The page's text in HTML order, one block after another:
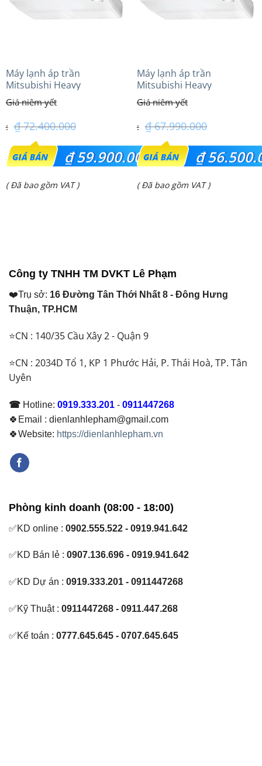
Máy lạnh áp trần
Mitsubishi Heavy
FDE140VG (6.0Hp) Cao cấp
– 3 Pha
₫72.400.000
Giá
gốc
là:
₫59.900.000
Giá
( Đã bao gồm VAT )
Máy lạnh áp trần
Mitsubishi Heavy
FDE140VG (6.0Hp) Cao cấp
– 1 Pha
₫67.990.000
Giá
gốc
là:
₫
Giá
( Đã bao gồm VAT )
Công ty TNHH TM DVKT Lê Phạm
❤️Trụ sở: 16 Đường Tân Thới Nhất 8 - Đông Hưng
Thuận, TP.HCM
⭐CN : 140/35 Cầu Xây 2 - Quận 9
⭐CN : 2034D Tổ 1, KP 1 Phước Hải, P. Thái Hoà, TP. Tân
Uyên
☎ Hotline: 0919.333.201 - 0911447268
🍀Email : dienlanhlepham@gmail.com
🍀Website: https://dienlanhlepham.vn
Phòng kinh doanh (08:00 - 18:00)
✅KD online : 0902.555.522 - 0919.941.642
✅KD Bán lẻ : 0907.136.696 - 0919.941.642
✅KD Dự án : 0919.333.201 - 0911447268
✅Kỹ Thuật : 0911447268 - 0911.447.268
✅Kế toán : 0777.645.645 - 0707.645.645